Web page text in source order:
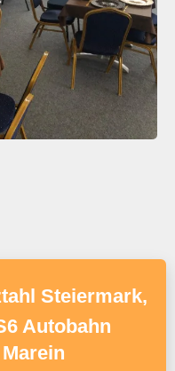
Steiermark,
Autobahn